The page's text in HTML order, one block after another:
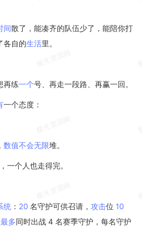
间散了，能凑齐的队伍少了，能陪你打
各自的生活里。
再练一个号、再走一段路、再赢一回。
一个态度：
数值不会无限堆。
，一个人也走得完。
统 ： 20 名守护可供召请， 攻击位 10
最多同时出战 4 名赛季守护，每名守护